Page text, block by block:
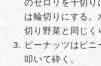
のセロリを千切り
は輪切りにする
切り野菜と同じく
ピーナッツはビ
叩いて砕く。